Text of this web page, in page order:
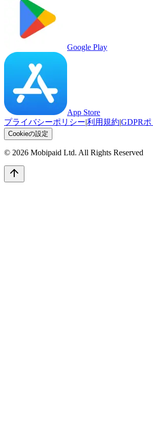
Google Play
App Store
プライバシーポリシー|利用規約|GDPR
Cookieの設定
© 2026 Mobipaid Ltd. All Rights Reserved